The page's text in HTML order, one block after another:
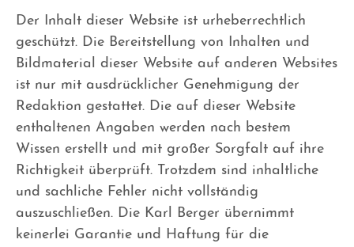
Der Inhalt dieser Website ist urheberrechtlich
geschützt. Die Bereitstellung von Inhalten und
Bildmaterial dieser Website auf anderen Websites
ist nur mit ausdrücklicher Genehmigung der
Redaktion gestattet. Die auf dieser Website
enthaltenen Angaben werden nach bestem
Wissen erstellt und mit großer Sorgfalt auf ihre
Richtigkeit überprüft. Trotzdem sind inhaltliche
und sachliche Fehler nicht vollständig
auszuschließen. Die Karl Berger übernimmt
keinerlei Garantie und Haftung für die